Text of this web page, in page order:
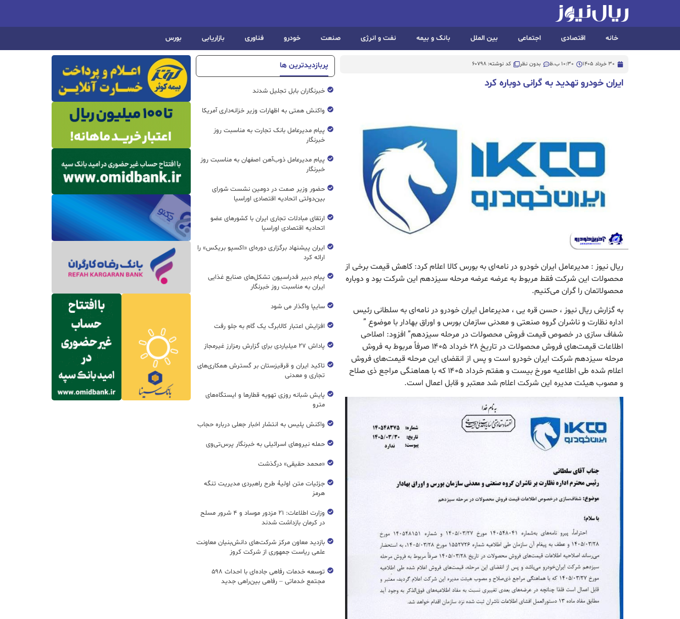
خانه اقتصادی اجتماعی بین الملل بانک و بیمه نفت و انرژی صنعت خودرو فناوری بازاریابی بورس
30 خرداد 1405 10:30 ب.ظ بدون نظر کد نوشته: 60798
ایران خودرو تهدید به گرانی دوباره کرد
ریال نیوز : مدیرعامل ایران خودرو در نامه‌ای به بورس کالا اعلام کرد: کاهش قیمت برخی از
محصولات این شرکت فقط مربوط به عرضه عرضه مرحله سیزدهم این شرکت بود و دوباره
محصولاتمان را گران می‌کنیم.
به گزارش ریال نیوز ، حسن قره یی ، مدیرعامل ایران خودرو در نامه‌ای به سلطانی رئیس
اداره نظارت و ناشران گروه صنعتی و معدنی سازمان بورس و اوراق بهادار با موضوع ”
شفاف سازی در خصوص قیمت فروش محصولات در مرحله سیزدهم” افزود: اصلاحی
اطلاعات قیمت‌های فروش محصولات در تاریخ ۲۸ خرداد ۱۴۰۵ صرفاً مربوط به فروش
مرحله سیزدهم شرکت ایران خودرو است و پس از انقضای این مرحله قیمت‌های فروش
اعلام شده طی اطلاعیه مورخ بیست و هفتم خرداد ۱۴۰۵ که با هماهنگی مراجع ذی صلاح
و مصوب هیئت مدیره این شرکت اعلام شد معتبر و قابل اعمال است.
پربازدیدترین ها
خبرنگاران بابل تجلیل شدند
واکنش همتی به اظهارات وزیر خزانه‌داری آمریکا
پیام مدیرعامل بانک تجارت به مناسبت روز
خبرنگار
پیام مدیرعامل ذوب‌آهن اصفهان به مناسبت روز
خبرنگار
حضور وزیر صمت در دومین نشست شورای
بین‌دولتی اتحادیه اقتصادی اوراسیا
ارتقای مبادلات تجاری ایران با کشورهای عضو
اتحادیه اقتصادی اوراسیا
ایران پیشنهاد برگزاری دوره‌ای «اکسپو بریکس» را
ارائه کرد
پیام دبیر فدراسیون تشکل‌های صنایع غذایی
ایران به مناسبت روز خبرنگار
سایپا واگذار می شود
افزایش اعتبار کالابرگ یک گام به جلو رفت
پاداش ۲۷ میلیاردی برای گزارش رمزارز غیرمجاز
تاکید ایران و قرقیزستان بر گسترش همکاری‌های
تجاری و معدنی
پایش شبانه روزی تهویه قطار‌ها و ایستگاه‌های
مترو
واکنش پلیس به انتشار اخبار جعلی درباره حجاب
حمله نیروهای اسرائیلی به خبرنگار پرس‌تی‌وی
«محمد حقیقی» درگذشت
جزئیات متن اولیۀ طرح راهبردی مدیریت تنگه
هرمز
وزارت اطلاعات: ۲۱ مزدور موساد و ۴ شرور مسلح
در کرمان بازداشت شدند
بازدید معاون مرکز شرکت‌های دانش‌بنیان معاونت
علمی ریاست جمهوری از شرکت کروز
توسعه خدمات رفاهی جاده‌ای با احداث ۵۹۸
مجتمع خدماتی – رفاهی بین‌راهی جدید